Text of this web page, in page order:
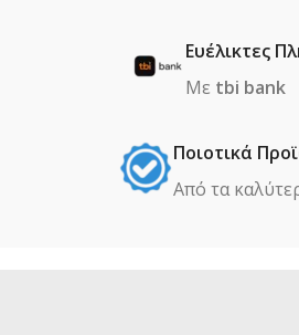
Ευέλικτες
Με tbi bank
Ποιοτικά
Από τα